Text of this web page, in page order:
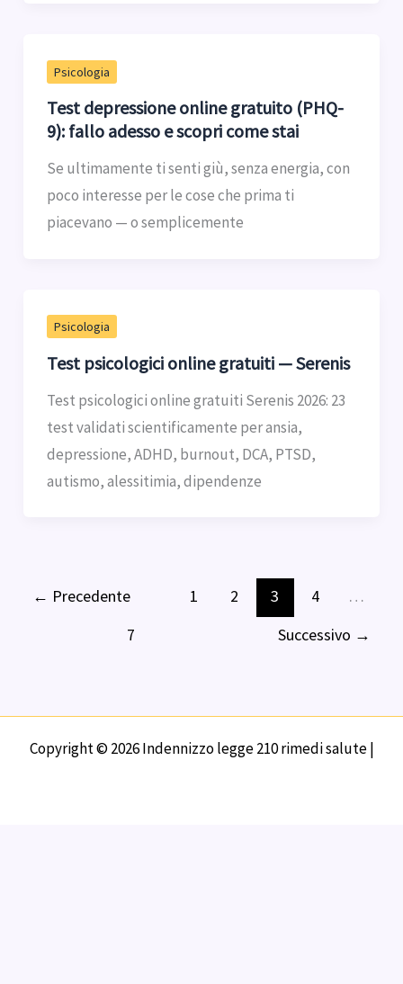
Psicologia
Test depressione online gratuito (PHQ-
9): fallo adesso e scopri come stai
Se ultimamente ti senti giù, senza energia, con
poco interesse per le cose che prima ti
piacevano — o semplicemente
Psicologia
Test psicologici online gratuiti — Serenis
Test psicologici online gratuiti Serenis 2026: 23
test validati scientificamente per ansia,
depressione, ADHD, burnout, DCA, PTSD,
autismo, alessitimia, dipendenze
← Precedente 1 2 3 4
…
7
Successivo →
Copyright © 2026 Indennizzo legge 210 rimedi salute |